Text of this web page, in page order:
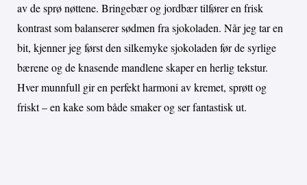
av de sprø nøttene. Bringebær og jordbær tilfører en frisk
kontrast som balanserer sødmen fra sjokoladen. Når jeg tar en
bit, kjenner jeg først den silkemyke sjokoladen før de syrlige
bærene og de knasende mandlene skaper en herlig tekstur.
Hver munnfull gir en perfekt harmoni av kremet, sprøtt og
friskt – en kake som både smaker og ser fantastisk ut.